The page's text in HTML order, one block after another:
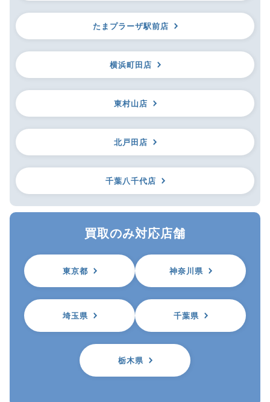
たまプラーザ駅前店
横浜町田店
東村山店
北戸田店
千葉八千代店
買取のみ対応店舗
東京都 神奈川県
埼玉県 千葉県
栃木県